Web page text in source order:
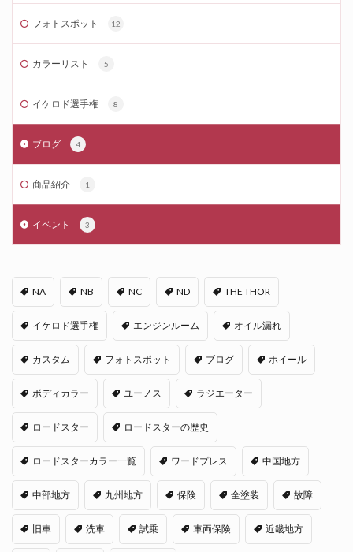
フォトスポット 12
カラーリスト 5
イケロド選手権 8
ブログ 4
商品紹介 1
イベント 3
NA NB NC ND THE THOR
イケロド選手権 エンジンルーム オイル漏れ
カスタム フォトスポット ブログ ホイール
ボディカラー ユーノス ラジエーター
ロードスター ロードスターの歴史
ロードスターカラー一覧 ワードプレス 中国地方
中部地方 九州地方 保険 全塗装 故障
旧車 洗車 試乗 車両保険 近畿地方